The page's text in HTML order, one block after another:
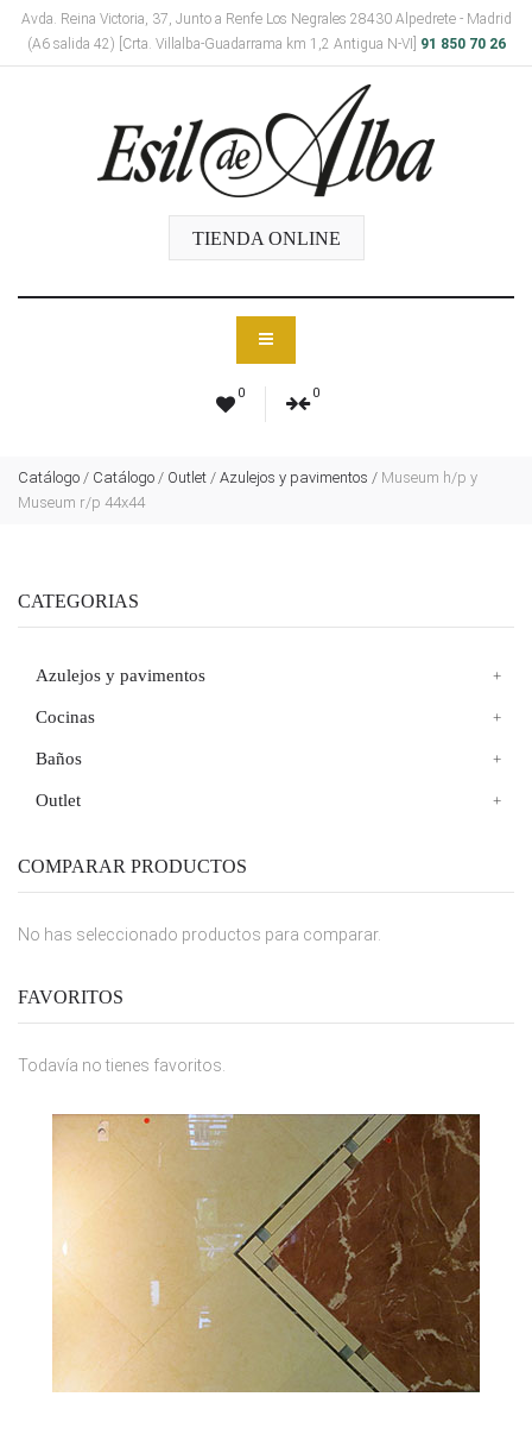
Avda. Reina Victoria, 37, Junto a Renfe Los Negrales 28430 Alpedrete - Madrid
(A6 salida 42) [Crta. Villalba-Guadarrama km 1,2 Antigua N-VI]
91 850 70 26
TIENDA ONLINE
0 0
Catálogo / Catálogo / Outlet / Azulejos y pavimentos / Museum h/p y
Museum r/p 44x44
CATEGORIAS
Azulejos y pavimentos
Cocinas
Baños
Outlet
COMPARAR PRODUCTOS
No has seleccionado productos para comparar.
FAVORITOS
Todavía no tienes favoritos.